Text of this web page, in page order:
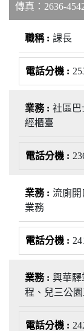
傳真：2636-
課長
社區巴
經櫃臺
流廁開
業務
興華驛
程、兒三公